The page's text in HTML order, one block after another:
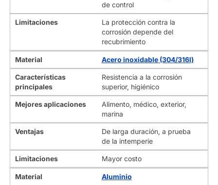
de control
Limitaciones
La protección contra la
corrosión depende del
recubrimiento
Material Acero inoxidable (304/316l)
Características
principales
Resistencia a la corrosión
superior, higiénico
Mejores aplicaciones
Alimento, médico, exterior,
marina
Ventajas
De larga duración, a prueba
de la intemperie
Limitaciones Mayor costo
Material Aluminio